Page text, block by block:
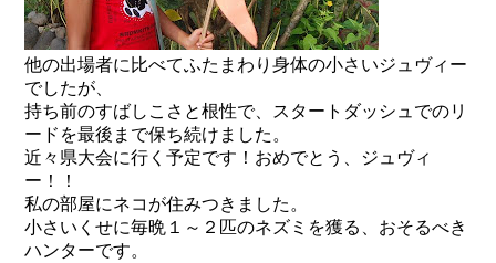
他の出場者に比べてふたまわり身体の小さいジュヴィー
でしたが、
持ち前のすばしこさと根性で、スタートダッシュでのリ
ードを最後まで保ち続けました。
近々県大会に行く予定です！おめでとう、ジュヴィ
ー！！
私の部屋にネコが住みつきました。
小さいくせに毎晩１～２匹のネズミを獲る、おそるべき
ハンターです。